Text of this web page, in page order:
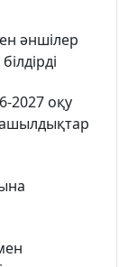
әншілер
2027 оқу